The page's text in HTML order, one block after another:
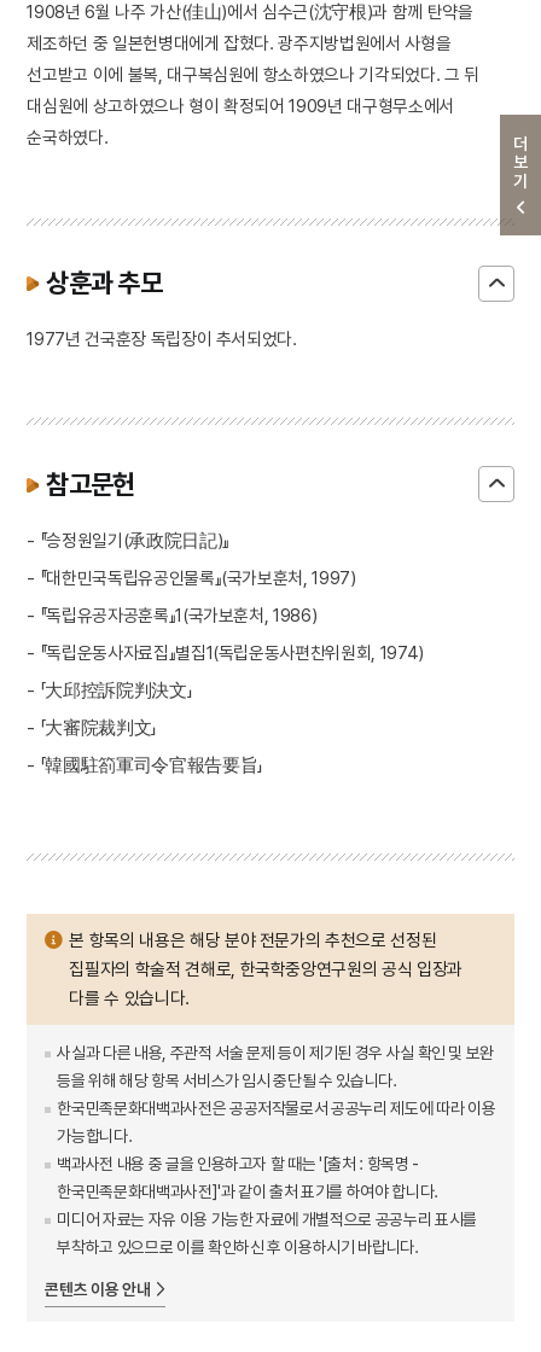
더보기
1908년 6월 나주 가산(佳山)에서 심수근(沈守根)과 함께 탄약을
제조하던 중 일본헌병대에게 잡혔다. 광주지방법원에서 사형을
선고받고 이에 불복, 대구복심원에 항소하였으나 기각되었다. 그 뒤
대심원에 상고하였으나 형이 확정되어 1909년 대구형무소에서
순국하였다.
상훈과 추모
1977년 건국훈장 독립장이 추서되었다.
참고문헌
- 『승정원일기(承政院日記)』
- 『대한민국독립유공인물록』(국가보훈처, 1997)
- 『독립유공자공훈록』1(국가보훈처, 1986)
- 『독립운동사자료집』별집1(독립운동사편찬위원회, 1974)
- 「大邱控訴院判決文」
- 「大審院裁判文」
- 「韓國駐箚軍司令官報告要旨」
본 항목의 내용은 해당 분야 전문가의 추천으로 선정된
집필자의 학술적 견해로, 한국학중앙연구원의 공식 입장과
다를 수 있습니다.
사실과 다른 내용, 주관적 서술 문제 등이 제기된 경우 사실 확인 및 보완
등을 위해 해당 항목 서비스가 임시 중단될 수 있습니다.
한국민족문화대백과사전은 공공저작물로서 공공누리 제도에 따라 이용
가능합니다.
백과사전 내용 중 글을 인용하고자 할 때는 '[출처 : 항목명 -
한국민족문화대백과사전]'과 같이 출처 표기를 하여야 합니다.
미디어 자료는 자유 이용 가능한 자료에 개별적으로 공공누리 표시를
부착하고 있으므로 이를 확인하신 후 이용하시기 바랍니다.
콘텐츠 이용 안내